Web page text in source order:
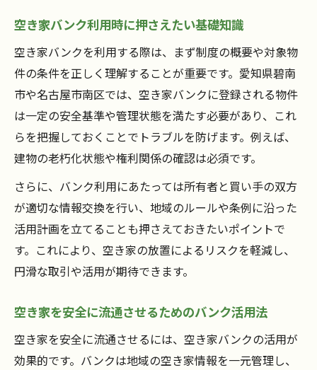
空き家バンク利用時に押さえたい基礎知識
空き家バンクを利用する際は、まず制度の概要や対象物
件の条件を正しく理解することが重要です。愛知県碧南
市や名古屋市南区では、空き家バンクに登録される物件
は一定の安全基準や管理状態を満たす必要があり、これ
らを把握しておくことでトラブルを防げます。例えば、
建物の老朽化状態や権利関係の確認は必須です。
さらに、バンク利用にあたっては所有者と買い手の双方
が適切な情報交換を行い、地域のルールや条例に沿った
活用計画を立てることも押さえておきたいポイントで
す。これにより、空き家の放置によるリスクを軽減し、
円滑な取引や活用が期待できます。
空き家を安全に流通させるためのバンク活用法
空き家を安全に流通させるには、空き家バンクの活用が
効果的です。バンクは地域の空き家情報を一元管理し、